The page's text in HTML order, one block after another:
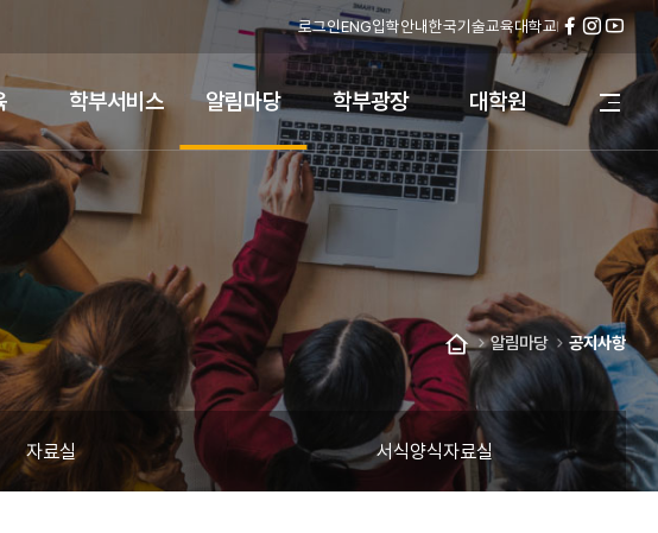
로그인ENG입학안내한국기술교육대학교
페
스
북
인
스
타
그
램
유
브
학부서비스 알림마당 학부광장 대학원
전
체
메
뉴
열
홈
알림마당 공지사항
자료실 서식양식자료실